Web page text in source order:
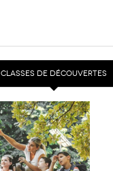
CLASSES DE DÉCOUVERTES